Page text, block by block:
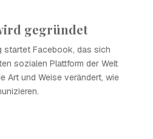
gegründet
startet Facebook, das sich
sozialen Plattform der Welt
Art und Weise verändert, wie